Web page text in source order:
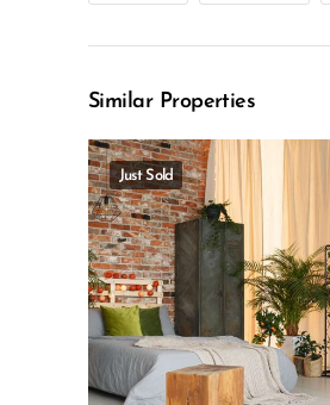
Similar Properties
Just Sold